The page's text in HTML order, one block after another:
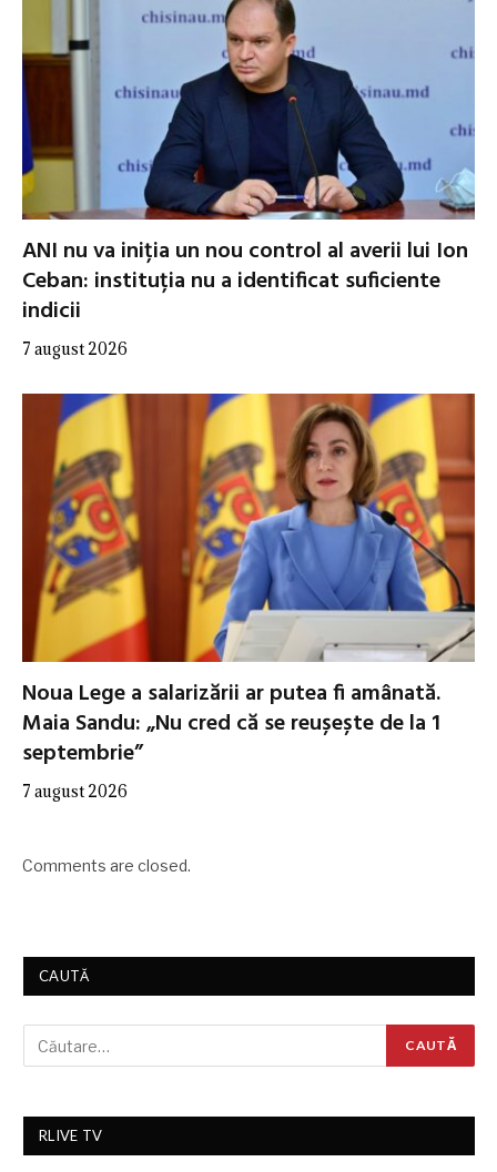
ANI nu va iniția un nou control al averii lui Ion
Ceban: instituția nu a identificat suficiente
indicii
7 august 2026
Noua Lege a salarizării ar putea fi amânată.
Maia Sandu: „Nu cred că se reușește de la 1
septembrie”
7 august 2026
Comments are closed.
CAUTĂ
RLIVE TV